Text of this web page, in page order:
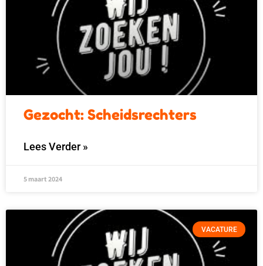
Gezocht: Scheidsrechters
Lees Verder »
5 maart 2024
VACATURE